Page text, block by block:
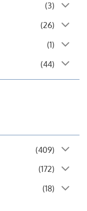
(3)
(26)
(1)
(44)
(409)
(172)
(18)